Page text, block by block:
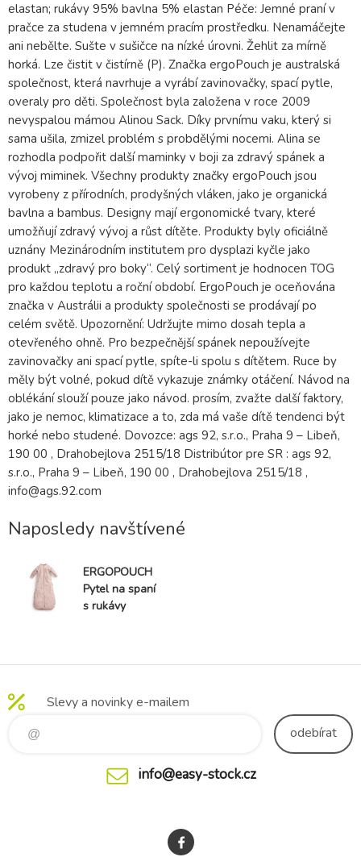
elastan; rukávy 95% bavlna 5% elastan Péče: Jemné praní v
pračce za studena v jemném pracím prostředku. Nenamáčejte
ani nebělte. Sušte v sušičce na nízké úrovni. Žehlit za mírně
horká. Lze čistit v čistírně (P). Značka ergoPouch je australská
společnost, která navrhuje a vyrábí zavinovačky, spací pytle,
overaly pro děti. Společnost byla založena v roce 2009
nevyspalou mámou Alinou Sack. Díky prvnímu vaku, který si
sama ušila, zmizel problém s probdělými nocemi. Alina se
rozhodla podpořit další maminky v boji za zdravý spánek a
vývoj miminek. Všechny produkty značky ergoPouch jsou
vyrobeny z přírodních, prodyšných vláken, jako je organická
bavlna a bambus. Designy mají ergonomické tvary, které
umožňují zdravý vývoj a růst dítěte. Produkty byly oficiálně
uznány Mezinárodním institutem pro dysplazi kyčle jako
produkt „zdravý pro boky“. Celý sortiment je hodnocen TOG
pro každou teplotu a roční období. ErgoPouch je oceňována
značka v Austrálii a produkty společnosti se prodávají po
celém světě. Upozornění: Udržujte mimo dosah tepla a
otevřeného ohně. Pro bezpečnější spánek nepoužívejte
zavinovačky ani spací pytle, spíte-li spolu s dítětem. Ruce by
měly být volné, pokud dítě vykazuje známky otáčení. Návod na
oblékání slouží pouze jako návod. prosím, zvažte další faktory,
jako je nemoc, klimatizace a to, zda má vaše dítě tendenci být
horké nebo studené. Dovozce: ags 92, s.r.o., Praha 9 – Libeň,
190 00 , Drahobejlova 2515/18 Distribútor pre SR : ags 92,
s.r.o., Praha 9 – Libeň, 190 00 , Drahobejlova 2515/18 ,
info@ags.92.com
Naposledy navštívené
ERGOPOUCH
Pytel na spaní
s rukávy
Slevy a novinky e-mailem
odebírat
info@easy-stock.cz